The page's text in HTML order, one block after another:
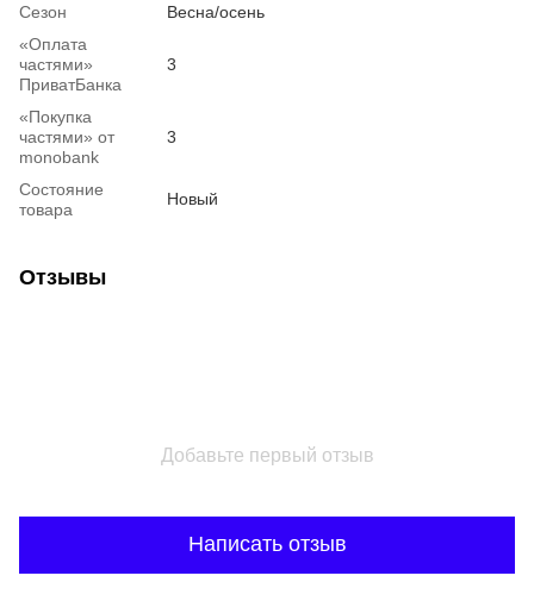
Сезон
Весна/осень
«Оплата
частями»
ПриватБанка
3
«Покупка
частями» от
monobank
3
Состояние
товара
Новый
Отзывы
Добавьте первый отзыв
Написать отзыв